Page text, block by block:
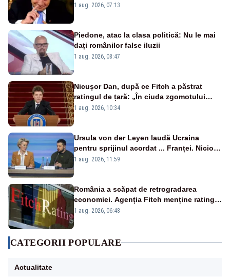
fii prost, se uită la România
1 aug. 2026, 07:13
Piedone, atac la clasa politică: Nu le mai
dați românilor false iluzii
1 aug. 2026, 08:47
Nicușor Dan, după ce Fitch a păstrat
ratingul de țară: „În ciuda zgomotului
politic, România funcționează”
1 aug. 2026, 10:34
Ursula von der Leyen laudă Ucraina
pentru sprijinul acordat ... Franței. Nicio
reacție privind ajutorul energetic promis
1 aug. 2026, 11:59
România a scăpat de retrogradarea
economiei. Agenția Fitch menține ratingul
„BBB-” cu perspectivă negativă
1 aug. 2026, 06:48
CATEGORII POPULARE
Actualitate